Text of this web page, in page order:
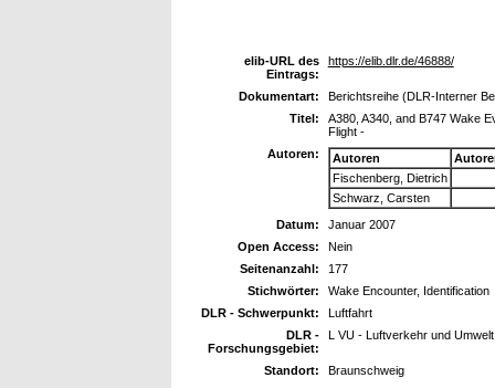
elib-URL des
Eintrags:
https://elib.dlr.de/46888/
Dokumentart:
Berichtsreihe (DLR-Interner
Titel:
A380, A340, and B747 Wake
Flight -
Autoren:
Autoren
Fischenberg, Dietrich
Schwarz, Carsten
Datum:
Januar 2007
Open Access:
Nein
Seitenanzahl:
177
Stichwörter:
Wake Encounter, Identification
DLR - Schwerpunkt:
Luftfahrt
DLR -
Forschungsgebiet:
L VU - Luftverkehr und Umwelt
Standort:
Braunschweig